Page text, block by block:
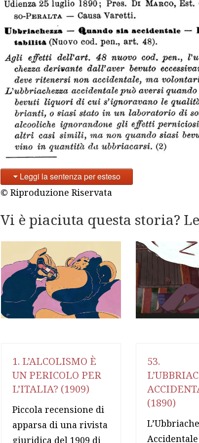
Leggi la sentenza per esteso
© Riproduzione Riservata
Vi è piaciuta questa storia?
1. L’ALCOLISMO È
UN PERICOLO PER
L’ITALIA? (1909)
Piccola recensione di
apparsa di una rivista
giuridica del 1909 di
53.
(1890)
Accidentale